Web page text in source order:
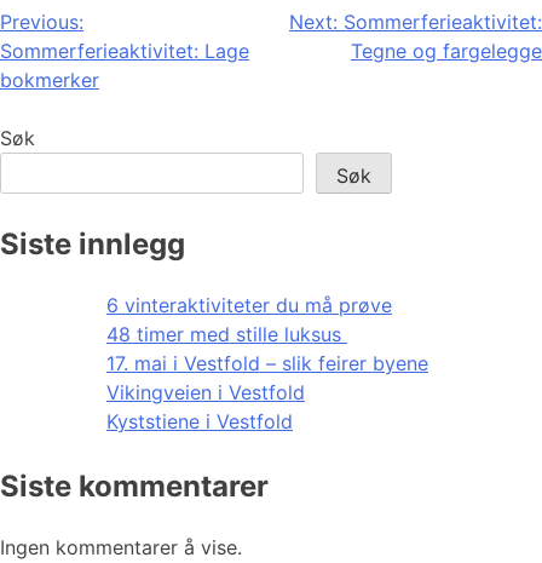
Innleggsnavigasjon
Previous:
Sommerferieaktivitet: Lage
bokmerker
Next: Sommerferieaktivitet:
Tegne og fargelegge
Søk
Søk
Siste innlegg
6 vinteraktiviteter du må prøve
48 timer med stille luksus
17. mai i Vestfold – slik feirer byene
Vikingveien i Vestfold
Kyststiene i Vestfold
Siste kommentarer
Ingen kommentarer å vise.